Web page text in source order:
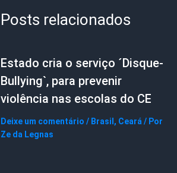
Posts relacionados
Estado cria o serviço ´Disque-
Bullying`, para prevenir
violência nas escolas do CE
Deixe um comentário / Brasil , Ceará / Por
Ze da Legnas